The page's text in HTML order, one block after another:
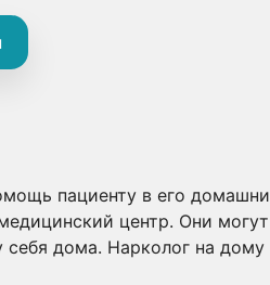
пациенту в его
центр. Они могут
дома. Нарколог на дому